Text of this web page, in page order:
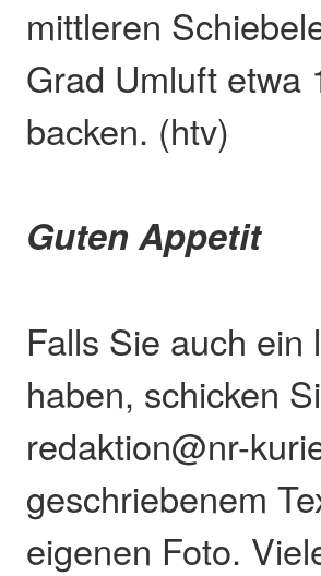
mittleren
Grad Umluft etwa
backen. (htv)
Guten Appetit
Falls Sie auch
haben, schicken
redaktion@nr-
geschriebenem
eigenen Foto.